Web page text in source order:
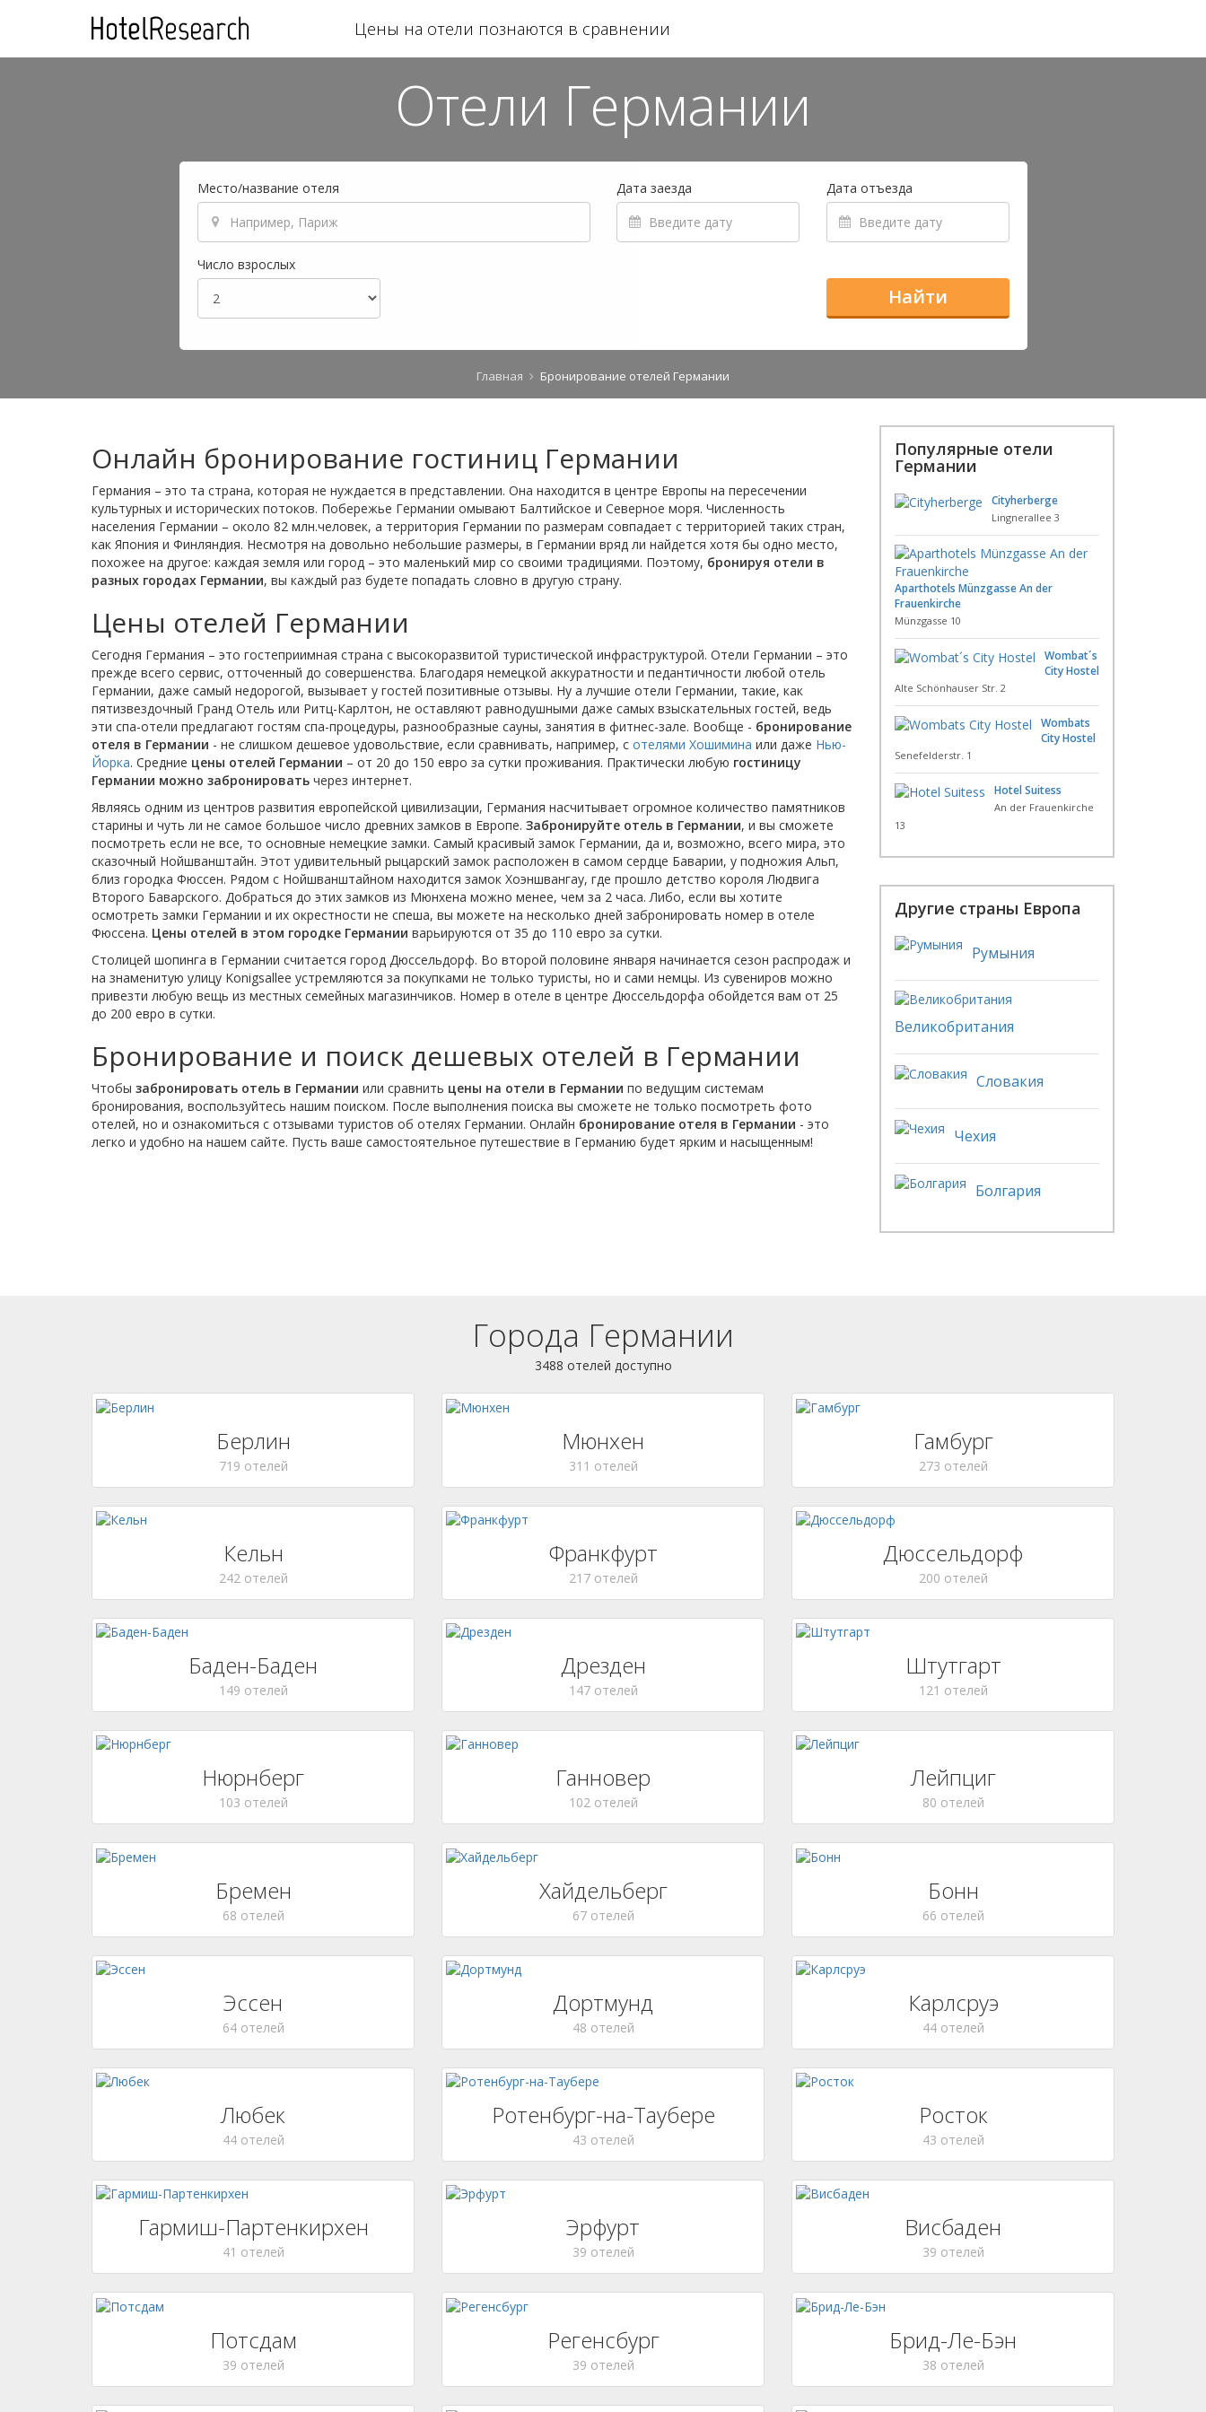
Цены на отели познаются в сравнении
Отели Германии
Место/название отеля Дата заезда Дата отъезда
Число взрослых
Найти
Главная Бронирование отелей Германии
Онлайн бронирование гостиниц Германии
Германия – это та страна, которая не нуждается в представлении. Она находится в центре Европы на пересечении
культурных и исторических потоков. Побережье Германии омывают Балтийское и Северное моря. Численность
населения Германии – около 82 млн.человек, а территория Германии по размерам совпадает с территорией таких стран,
как Япония и Финляндия. Несмотря на довольно небольшие размеры, в Германии вряд ли найдется хотя бы одно место,
похожее на другое: каждая земля или город – это маленький мир со своими традициями. Поэтому, бронируя отели в
разных городах Германии, вы каждый раз будете попадать словно в другую страну.
Цены отелей Германии
Сегодня Германия – это гостеприимная страна с высокоразвитой туристической инфраструктурой. Отели Германии – это
прежде всего сервис, отточенный до совершенства. Благодаря немецкой аккуратности и педантичности любой отель
Германии, даже самый недорогой, вызывает у гостей позитивные отзывы. Ну а лучшие отели Германии, такие, как
пятизвездочный Гранд Отель или Ритц-Карлтон, не оставляют равнодушными даже самых взыскательных гостей, ведь
эти спа-отели предлагают гостям спа-процедуры, разнообразные сауны, занятия в фитнес-зале. Вообще - бронирование
отеля в Германии - не слишком дешевое удовольствие, если сравнивать, например, с отелями Хошимина или даже Нью-
Йорка. Средние цены отелей Германии – от 20 до 150 евро за сутки проживания. Практически любую гостиницу
Германии можно забронировать через интернет.
Являясь одним из центров развития европейской цивилизации, Германия насчитывает огромное количество памятников
старины и чуть ли не самое большое число древних замков в Европе. Забронируйте отель в Германии, и вы сможете
посмотреть если не все, то основные немецкие замки. Самый красивый замок Германии, да и, возможно, всего мира, это
сказочный Нойшванштайн. Этот удивительный рыцарский замок расположен в самом сердце Баварии, у подножия Альп,
близ городка Фюссен. Рядом с Нойшванштайном находится замок Хоэншвангау, где прошло детство короля Людвига
Второго Баварского. Добраться до этих замков из Мюнхена можно менее, чем за 2 часа. Либо, если вы хотите
осмотреть замки Германии и их окрестности не спеша, вы можете на несколько дней забронировать номер в отеле
Фюссена. Цены отелей в этом городке Германии варьируются от 35 до 110 евро за сутки.
Столицей шопинга в Германии считается город Дюссельдорф. Во второй половине января начинается сезон распродаж и
на знаменитую улицу Konigsallee устремляются за покупками не только туристы, но и сами немцы. Из сувениров можно
привезти любую вещь из местных семейных магазинчиков. Номер в отеле в центре Дюссельдорфа обойдется вам от 25
до 200 евро в сутки.
Бронирование и поиск дешевых отелей в Германии
Чтобы забронировать отель в Германии или сравнить цены на отели в Германии по ведущим системам
бронирования, воспользуйтесь нашим поиском. После выполнения поиска вы сможете не только посмотреть фото
отелей, но и ознакомиться с отзывами туристов об отелях Германии. Онлайн бронирование отеля в Германии - это
легко и удобно на нашем сайте. Пусть ваше самостоятельное путешествие в Германию будет ярким и насыщенным!
Популярные отели
Германии
Cityherberge
Lingnerallee 3
Aparthotels Münzgasse An der
Frauenkirche
Münzgasse 10
Wombat´s
City Hostel
Alte Schönhauser Str. 2
Wombats
City Hostel
Senefelderstr. 1
Hotel Suitess
An der Frauenkirche
13
Другие страны Европа
Румыния
Великобритания
Словакия
Чехия
Болгария
Города Германии
3488 отелей доступно
Берлин
719 отелей
Мюнхен
311 отелей
Гамбург
273 отелей
Кельн
242 отелей
Франкфурт
217 отелей
Дюссельдорф
200 отелей
Баден-Баден
149 отелей
Дрезден
147 отелей
Штутгарт
121 отелей
Нюрнберг
103 отелей
Ганновер
102 отелей
Лейпциг
80 отелей
Бремен
68 отелей
Хайдельберг
67 отелей
Бонн
66 отелей
Эссен
64 отелей
Дортмунд
48 отелей
Карлсруэ
44 отелей
Любек
44 отелей
Ротенбург-на-Таубере
43 отелей
Росток
43 отелей
Гармиш-Партенкирхен
41 отелей
Эрфурт
39 отелей
Висбаден
39 отелей
Потсдам
39 отелей
Регенсбург
39 отелей
Брид-Ле-Бэн
38 отелей